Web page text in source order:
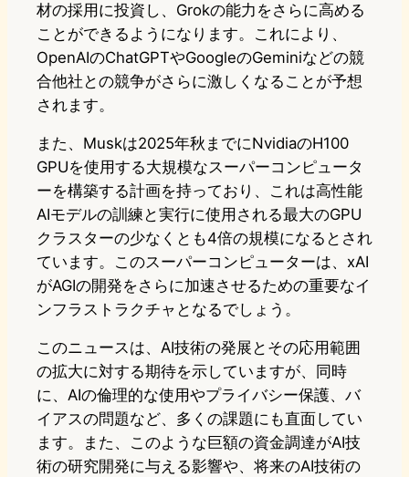
材の採用に投資し、Grokの能力をさらに高める
ことができるようになります。これにより、
OpenAIのChatGPTやGoogleのGeminiなどの競
合他社との競争がさらに激しくなることが予想
されます。
また、Muskは2025年秋までにNvidiaのH100
GPUを使用する大規模なスーパーコンピュータ
ーを構築する計画を持っており、これは高性能
AIモデルの訓練と実行に使用される最大のGPU
クラスターの少なくとも4倍の規模になるとされ
ています。このスーパーコンピューターは、xAI
がAGIの開発をさらに加速させるための重要なイ
ンフラストラクチャとなるでしょう。
このニュースは、AI技術の発展とその応用範囲
の拡大に対する期待を示していますが、同時
に、AIの倫理的な使用やプライバシー保護、バ
イアスの問題など、多くの課題にも直面してい
ます。また、このような巨額の資金調達がAI技
術の研究開発に与える影響や、将来のAI技術の